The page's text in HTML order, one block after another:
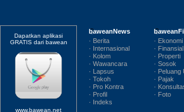
Dapatkan aplikasi
GRATIS dari bawean
www.bawean.net
baweanNews
· Berita
· Internasional
· Kolom
· Wawancara
· Lapsus
· Tokoh
· Pro Kontra
· Profil
· Indeks
·
· Finansial
· Properti
· Sosok
· Peluang
· Pajak
·
· Foto